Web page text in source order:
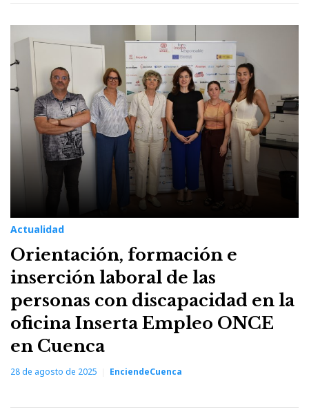
Actualidad
Orientación, formación e
inserción laboral de las
personas con discapacidad en la
oficina Inserta Empleo ONCE
en Cuenca
28 de agosto de 2025 EnciendeCuenca